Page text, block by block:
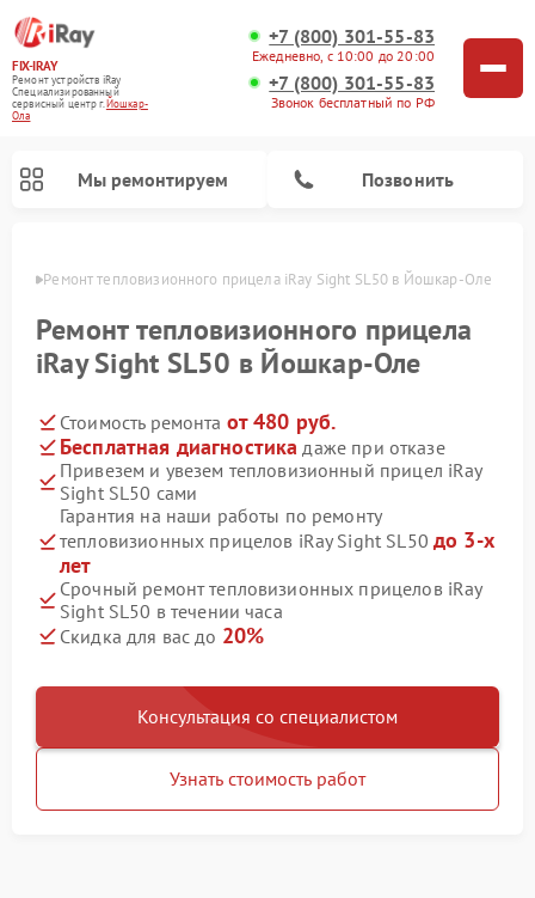
FIX-IRAY
Ремонт устройств iRay
Специализированный
cервисный центр г.Йошкар-
Ола
+7 (800) 301-55-83
Ежедневно, с 10:00 до 20:00
+7 (800) 301-55-83
Звонок бесплатный по РФ
Мы ремонтируем Позвонить
Оле Ремонт тепловизионного прицела iRay Sight SL50 в Йошкар-Оле
Ремонт тепловизионного прицела
iRay Sight SL50 в Йошкар-Оле
Стоимость ремонта от 480 руб.
Бесплатная диагностика даже при отказе
Привезем и увезем тепловизионный прицел iRay
Sight SL50 сами
Гарантия на наши работы по ремонту
тепловизионных прицелов iRay Sight SL50 до 3-х
лет
Срочный ремонт тепловизионных прицелов iRay
Sight SL50 в течении часа
Скидка для вас до 20%
Консультация со специалистом
Узнать стоимость работ